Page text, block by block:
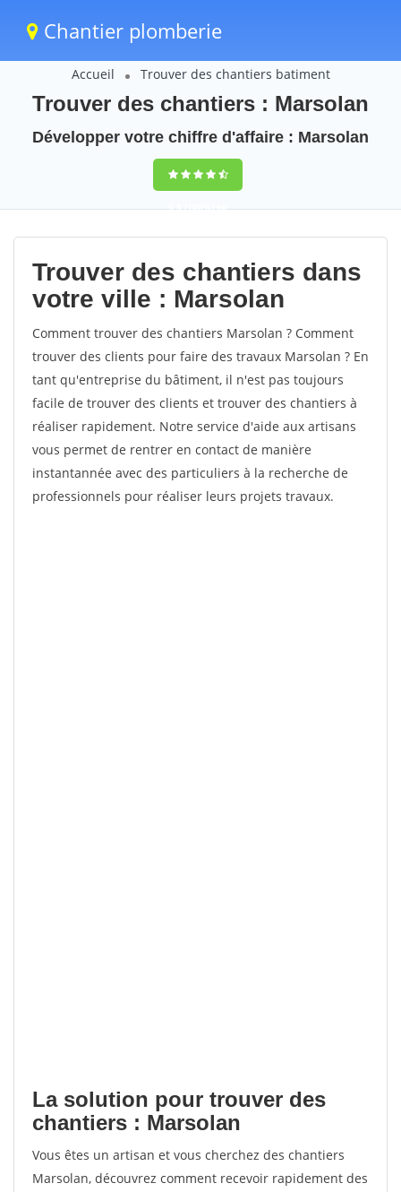
Chantier plomberie
Accueil Trouver des chantiers batiment
Trouver des chantiers : Marsolan
Développer votre chiffre d'affaire : Marsolan
9,5(100%)60
votes
Trouver des chantiers dans
votre ville : Marsolan
Comment trouver des chantiers Marsolan ? Comment
trouver des clients pour faire des travaux Marsolan ? En
tant qu'entreprise du bâtiment, il n'est pas toujours
facile de trouver des clients et trouver des chantiers à
réaliser rapidement. Notre service d'aide aux artisans
vous permet de rentrer en contact de manière
instantannée avec des particuliers à la recherche de
professionnels pour réaliser leurs projets travaux.
La solution pour trouver des
chantiers : Marsolan
Vous êtes un artisan et vous cherchez des chantiers
Marsolan, découvrez comment recevoir rapidement des